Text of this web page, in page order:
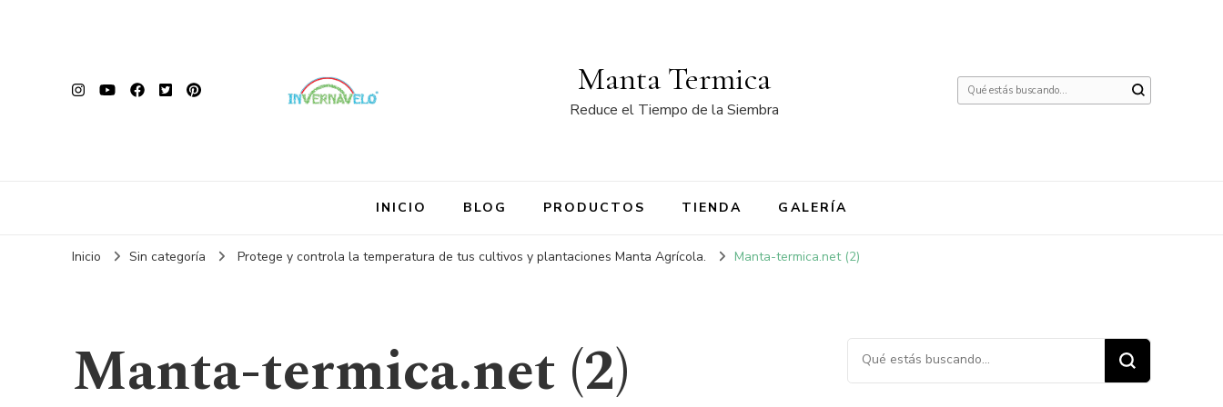
Manta Termica
Reduce el Tiempo de la Siembra
¿Buscas
INICIO BLOG PRODUCTOS TIENDA GALERÍA
Inicio Sin categoría Protege y controla la temperatura de tus cultivos y plantaciones Manta Agrícola. Manta-termica.net (2)
Manta-termica.net (2) ¿Buscas algo?